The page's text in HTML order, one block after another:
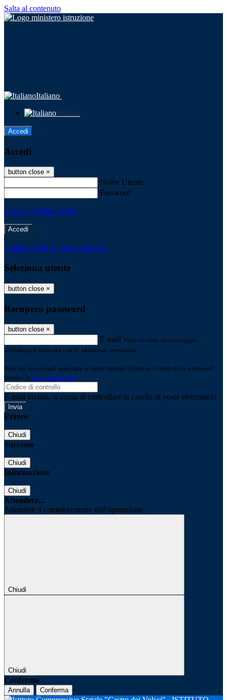
Salta al contenuto
Italiano
Italiano
Accedi
Accedi
button close ×
Nome Utente
Password
Password dimenticata?
-
Entra con SPID Entra con CIE
Seleziona utente
button close ×
Recupero password
button close ×
E-mail Verrà inviato un messaggio
all'indirizzo indicato con le istruzioni necessarie.
Non hai una e-mail associata al nome utente? Effettua il reset della password
tramite la Login Spaggiari
E-mail inviata, si prega di controllare la casella di posta elettronica!
Errore
Chiudi
Successo
Chiudi
Informazione
Chiudi
Attendere...
Attendere il completamento dell'operazione...
Chiudi
Chiudi
Conferma
Annulla Conferma